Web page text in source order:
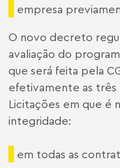
empresa
O novo decreto
avaliação do
que será feita pela
efetivamente as três
Licitações em que é
integridade:
em todas as